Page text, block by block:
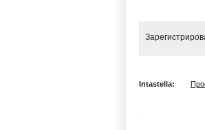
Intastella: